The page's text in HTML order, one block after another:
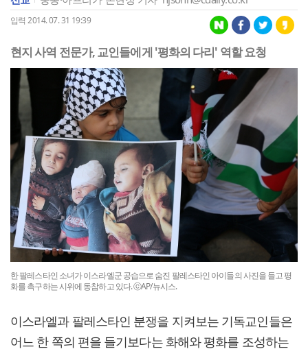
입력 2014. 07. 31 19:39
현지 사역 전문가, 교인들에게 '평화의 다리' 역할 요청
한 팔레스타인 소녀가 이스라엘군 공습으로 숨진 팔레스타인 아이들의 사진을 들고 평
화를 촉구하는 시위에 동참하고 있다. ⓒAP/뉴시스.
이스라엘과 팔레스타인 분쟁을 지켜보는 기독교인들은
어느 한 쪽의 편을 들기보다는 화해와 평화를 조성하는